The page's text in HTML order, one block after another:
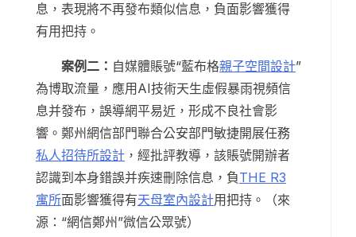
息，表現將不再發布類似信息，負面影響獲得
有用把持。
案例二： 自媒體賬號“藍布格親子空間設計”
為博取流量，應用AI技術天生虛假暴雨視頻信
息并發布，誤導網平易近，形成不良社會影
響。鄭州網信部門聯合公安部門敏捷開展任務
私人招待所設計 ，經批評教導，該賬號開辦者
認識到本身錯誤并疾速刪除信息，負THE R3
寓所面影響獲得有天母室內設計用把持。（來
源：“網信鄭州”微信公眾號）